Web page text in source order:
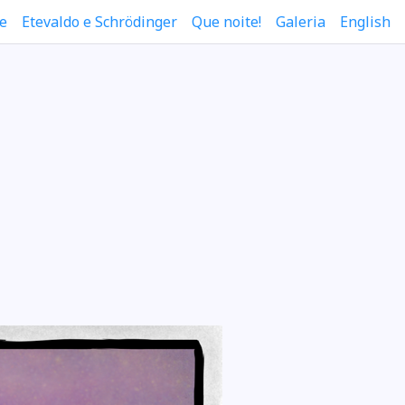
Etevaldo e Schrödinger Que noite! Galeria English